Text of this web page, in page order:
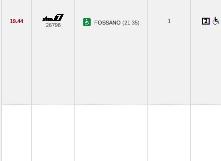
19.44
26798 FOSSANO (21.35) 1